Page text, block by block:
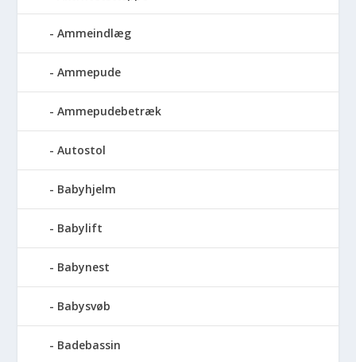
Ammeindlæg
Ammepude
Ammepudebetræk
Autostol
Babyhjelm
Babylift
Babynest
Babysvøb
Badebassin